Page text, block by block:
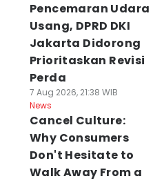
Pencemaran Udara
Usang, DPRD DKI
Jakarta Didorong
Prioritaskan Revisi
Perda
7 Aug 2026, 21:38 WIB
News
Cancel Culture:
Why Consumers
Don't Hesitate to
Walk Away From a